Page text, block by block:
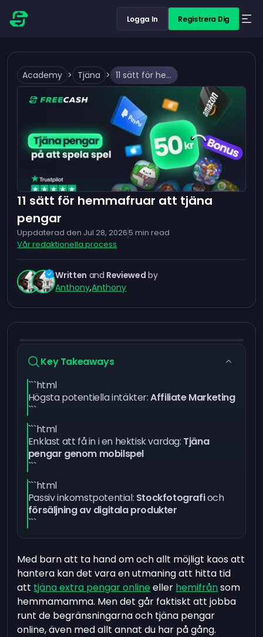
Logga In Registrera Dig
Academy > Tjäna > 11 sätt för hemmafruar att tjäna pengar
11 sätt för hemmafruar att tjäna
pengar
Uppdaterad den Jul 28, 20265 min read
Vår redaktionella process
Written and Reviewed by
Anthony,Anthony
Key Takeaways
```html
Högsta potentiella intäkter:Affiliate Marketing
```
```html
Enklast att få in i en hektisk vardag: Tjäna
pengar genom mobilspel
```
```html
Passiv inkomstpotential: Stockfotografioch
försäljning av digitala produkter
```
Med barn att ta hand om och allt möjligt kaos att
hantera kan det vara en utmaning att hitta tid
att tjäna extra pengar online eller hemifrånsom
hemmamamma. Men det går faktiskt att jobba
runt de begränsningarna och tjäna pengar
online, även med allt annat du har på gång.